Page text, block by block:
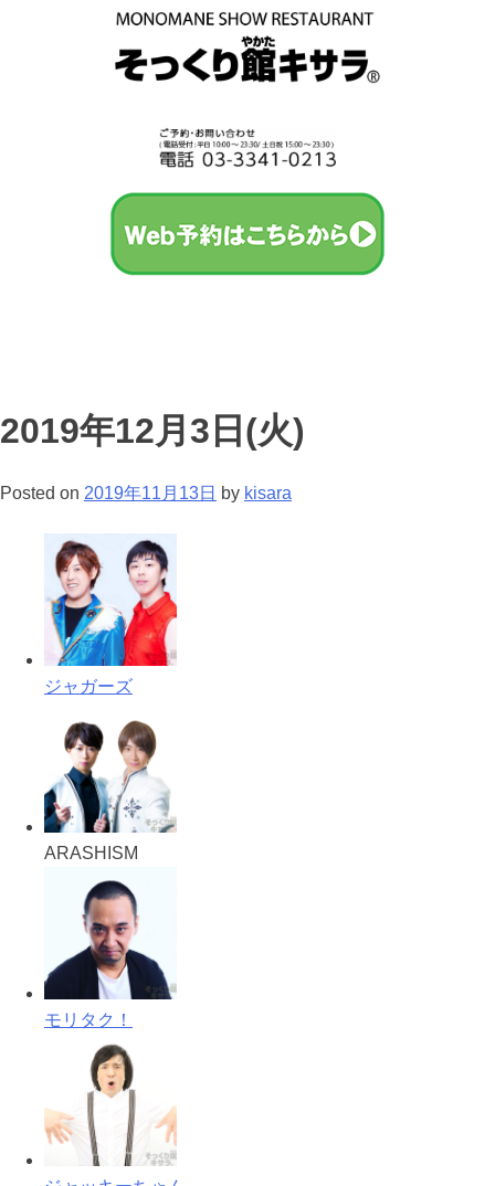
2019年12月3日(火)
Posted on 2019年11月13日 by kisara
ジャガーズ
ARASHISM
モリタク！